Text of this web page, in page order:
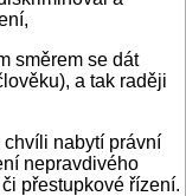
směrem se dát
a tak raději
chvíli nabytí právní
nepravdivého
přestupkové řízení.